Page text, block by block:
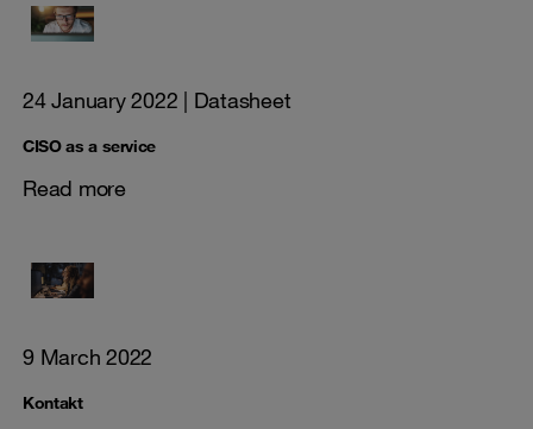
24 January 2022 | Datasheet
CISO as a service
Read more
9 March 2022
Kontakt